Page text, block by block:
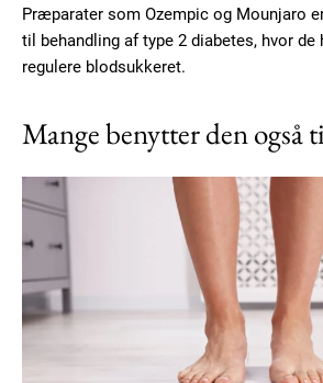
Præparater som Ozempic og Mounjaro
til behandling af type 2 diabetes, hvor
regulere blodsukkeret.
Mange benytter den også